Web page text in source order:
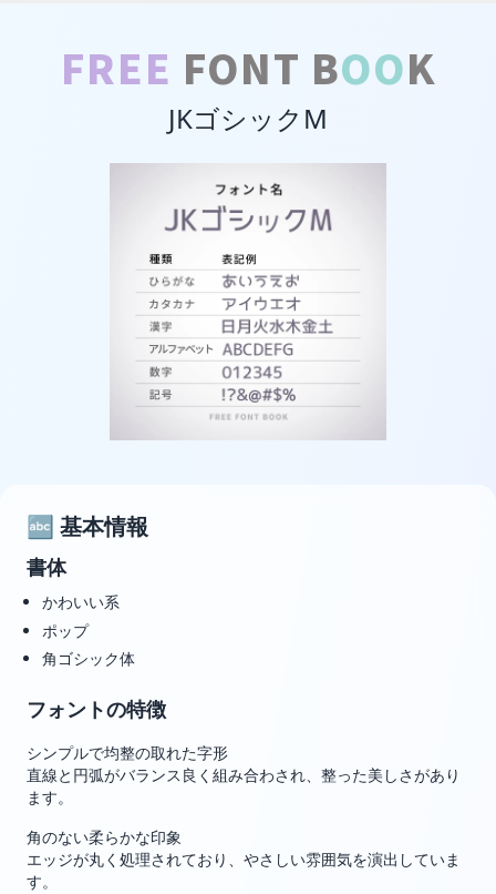
FREE FONT BOOK
JKゴシックM
🔤 基本情報
書体
かわいい系
ポップ
角ゴシック体
フォントの特徴
シンプルで均整の取れた字形
直線と円弧がバランス良く組み合わされ、整った美しさがあり
ます。
角のない柔らかな印象
エッジが丸く処理されており、やさしい雰囲気を演出していま
す。